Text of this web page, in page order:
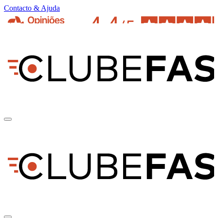
Contacto & Ajuda